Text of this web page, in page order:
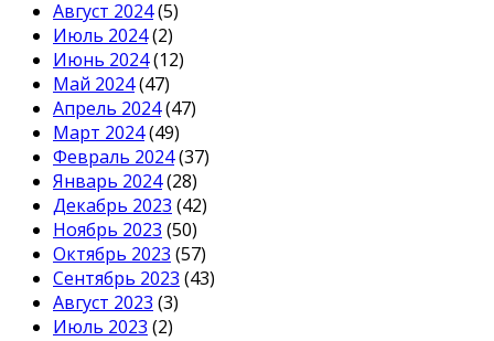
Август 2024(5)
Июль 2024(2)
Июнь 2024(12)
Май 2024(47)
Апрель 2024(47)
Март 2024(49)
Февраль 2024(37)
Январь 2024(28)
Декабрь 2023 (42)
Ноябрь 2023 (50)
Октябрь 2023 (57)
Сентябрь 2023 (43)
Август 2023 (3)
Июль 2023 (2)